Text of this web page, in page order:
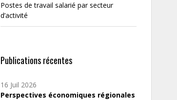
Postes de travail salarié par secteur
d’activité
Publications récentes
16 Juil 2026
Perspectives économiques régionales